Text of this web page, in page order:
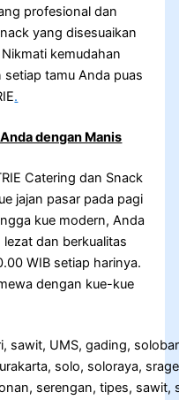
profesional dan
yang disesuaikan
kemudahan
tamu Anda puas
.
dengan Manis
Catering dan Snack
jajan pasar pada pagi
kue modern, Anda
dan berkualitas
WIB setiap harinya.
dengan kue-kue